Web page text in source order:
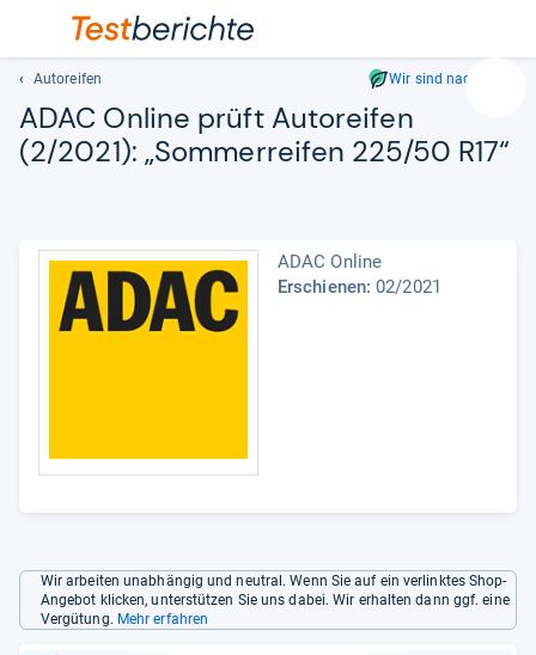
Sie
Autoreifen Wir sind nachhaltig
ADAC Online prüft Auto­rei­fen
(2/2021): „Som­mer­rei­fen 225/50 R17“
ADAC Online
Erschienen: 02/2021
Wir arbeiten unabhängig und neutral. Wenn Sie auf ein verlinktes Shop-
Angebot klicken, unterstützen Sie uns dabei. Wir erhalten dann ggf. eine
Vergütung. Mehr erfahren